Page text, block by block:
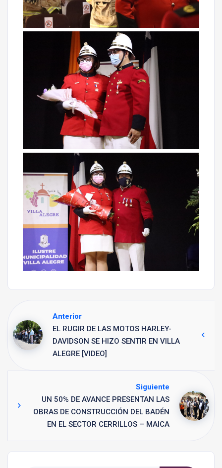
Anterior
EL RUGIR DE LAS MOTOS HARLEY-
DAVIDSON SE HIZO SENTIR EN VILLA
ALEGRE [VIDEO]
Siguiente
UN 50% DE AVANCE PRESENTAN LAS
OBRAS DE CONSTRUCCIÓN DEL BADÉN
EN EL SECTOR CERRILLOS – MAICA